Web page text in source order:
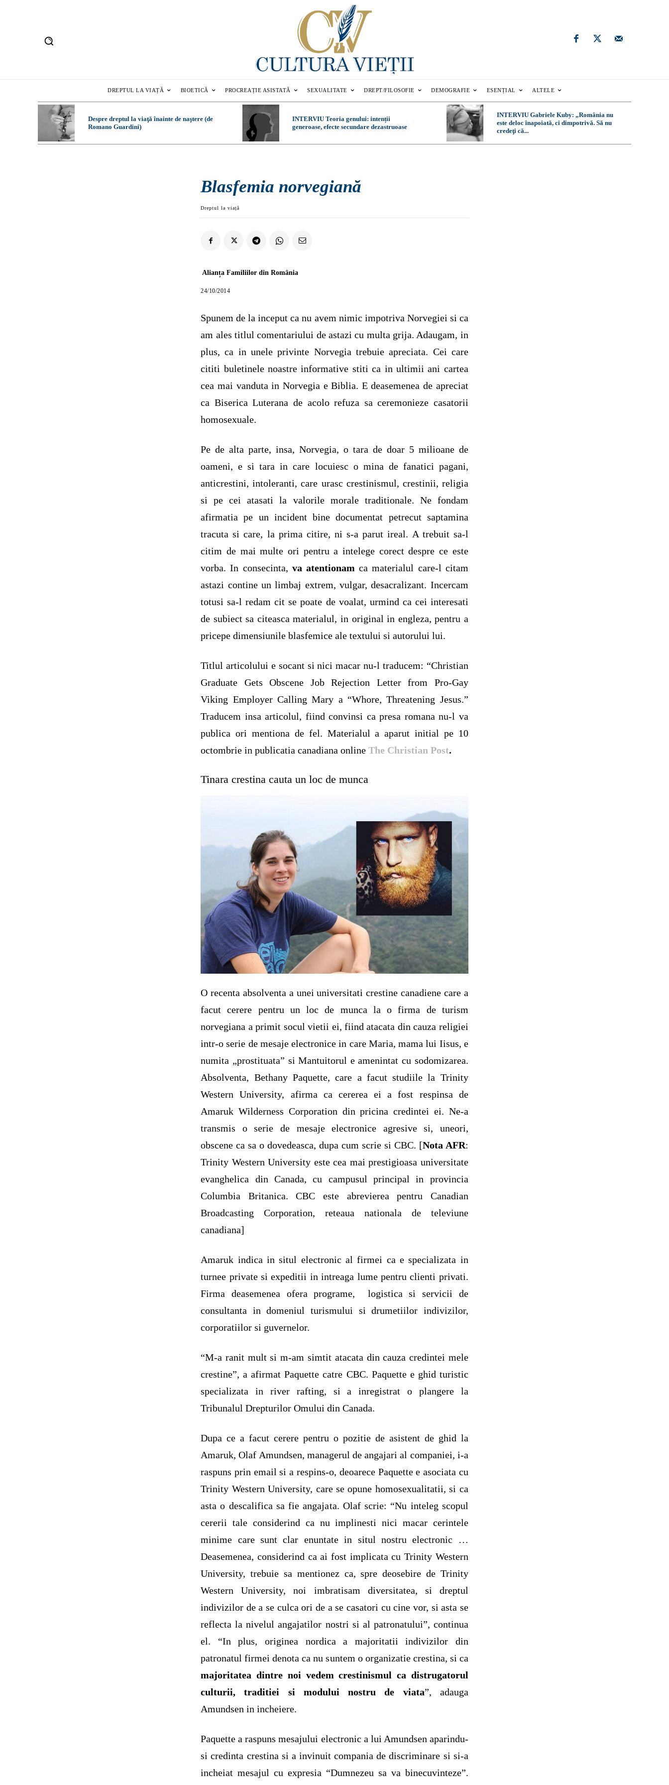
DREPTUL LA VIAȚĂ BIOETICĂ PROCREAȚIE ASISTATĂ SEXUALITATE DREPT/FILOSOFIE DEMOGRAFIE ESENȚIAL ALTELE
Despre dreptul la viaţă înainte de naştere (de
Romano Guardini)
INTERVIU Teoria genului: intenții
generoase, efecte secundare dezastruoase
INTERVIU Gabriele Kuby: „România nu
este deloc înapoiată, ci dimpotrivă. Să nu
credeţi că...
Blasfemia norvegiană
Dreptul la viață
Alianța Familiilor din România
24/10/2014
Spunem de la inceput ca nu avem nimic impotriva Norvegiei si ca
am ales titlul comentariului de astazi cu multa grija. Adaugam, in
plus, ca in unele privinte Norvegia trebuie apreciata. Cei care
cititi buletinele noastre informative stiti ca in ultimii ani cartea
cea mai vanduta in Norvegia e Biblia. E deasemenea de apreciat
ca Biserica Luterana de acolo refuza sa ceremonieze casatorii
homosexuale.
Pe de alta parte, insa, Norvegia, o tara de doar 5 milioane de
oameni, e si tara in care locuiesc o mina de fanatici pagani,
anticrestini, intoleranti, care urasc crestinismul, crestinii, religia
si pe cei atasati la valorile morale traditionale. Ne fondam
afirmatia pe un incident bine documentat petrecut saptamina
tracuta si care, la prima citire, ni s-a parut ireal. A trebuit sa-l
citim de mai multe ori pentru a intelege corect despre ce este
vorba. In consecinta, va atentionam ca materialul care-l citam
astazi contine un limbaj extrem, vulgar, desacralizant. Incercam
totusi sa-l redam cit se poate de voalat, urmind ca cei interesati
de subiect sa citeasca materialul, in original in engleza, pentru a
pricepe dimensiunile blasfemice ale textului si autorului lui.
Titlul articolului e socant si nici macar nu-l traducem: “Christian
Graduate Gets Obscene Job Rejection Letter from Pro-Gay
Viking Employer Calling Mary a “Whore, Threatening Jesus.”
Traducem insa articolul, fiind convinsi ca presa romana nu-l va
publica ori mentiona de fel. Materialul a aparut initial pe 10
octombrie in publicatia canadiana onlineThe Christian Post.
Tinara crestina cauta un loc de munca
O recenta absolventa a unei universitati crestine canadiene care a
facut cerere pentru un loc de munca la o firma de turism
norvegiana a primit socul vietii ei, fiind atacata din cauza religiei
intr-o serie de mesaje electronice in care Maria, mama lui Iisus, e
numita „prostituata” si Mantuitorul e amenintat cu sodomizarea.
Absolventa, Bethany Paquette, care a facut studiile la Trinity
Western University, afirma ca cererea ei a fost respinsa de
Amaruk Wilderness Corporation din pricina credintei ei. Ne-a
transmis o serie de mesaje electronice agresive si, uneori,
obscene ca sa o dovedeasca, dupa cum scrie si CBC. [Nota AFR:
Trinity Western University este cea mai prestigioasa universitate
evanghelica din Canada, cu campusul principal in provincia
Columbia Britanica. CBC este abrevierea pentru Canadian
Broadcasting Corporation, reteaua nationala de televiune
canadiana]
Amaruk indica in situl electronic al firmei ca e specializata in
turnee private si expeditii in intreaga lume pentru clienti privati.
Firma deasemenea ofera programe, logistica si servicii de
consultanta in domeniul turismului si drumetiilor indivizilor,
corporatiilor si guvernelor.
“M-a ranit mult si m-am simtit atacata din cauza credintei mele
crestine”, a afirmat Paquette catre CBC. Paquette e ghid turistic
specializata in river rafting, si a inregistrat o plangere la
Tribunalul Drepturilor Omului din Canada.
Dupa ce a facut cerere pentru o pozitie de asistent de ghid la
Amaruk, Olaf Amundsen, managerul de angajari al companiei, i-a
raspuns prin email si a respins-o, deoarece Paquette e asociata cu
Trinity Western University, care se opune homosexualitatii, si ca
asta o descalifica sa fie angajata. Olaf scrie: “Nu inteleg scopul
cererii tale considerind ca nu implinesti nici macar cerintele
minime care sunt clar enuntate in situl nostru electronic …
Deasemenea, considerind ca ai fost implicata cu Trinity Western
University, trebuie sa mentionez ca, spre deosebire de Trinity
Western University, noi imbratisam diversitatea, si dreptul
indivizilor de a se culca ori de a se casatori cu cine vor, si asta se
reflecta la nivelul angajatilor nostri si al patronatului”, continua
el. “In plus, originea nordica a majoritatii indivizilor din
patronatul firmei denota ca nu suntem o organizatie crestina, si ca
majoritatea dintre noi vedem crestinismul ca distrugatorul
culturii, traditiei si modului nostru de viata”, adauga
Amundsen in incheiere.
Paquette a raspuns mesajului electronic a lui Amundsen aparindu-
si credinta crestina si a invinuit compania de discriminare si si-a
incheiat mesajul cu expresia “Dumnezeu sa va binecuvinteze”.